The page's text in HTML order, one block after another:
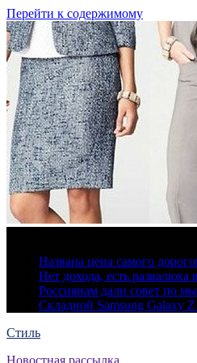
Перейти к содержимому
Названа цена самого
Нет дохода, есть
Россиянам дали совет по
Складной Samsung Galaxy
Стиль
Новостная рассылка